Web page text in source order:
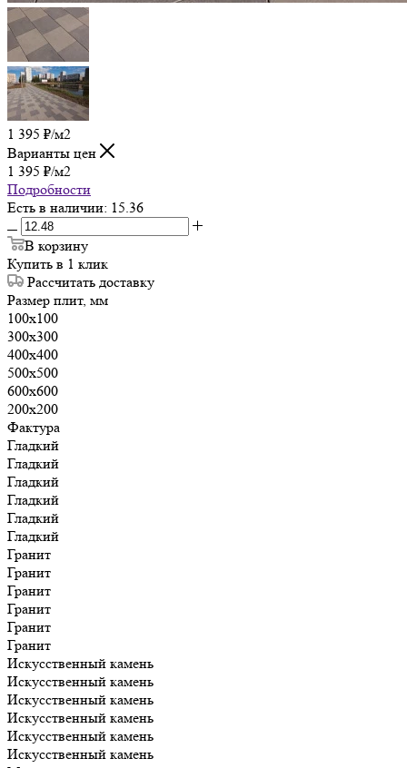
1 395 ₽/м2
Варианты цен
1 395 ₽/м2
Подробности
Есть в наличии: 15.36
В корзину
Купить в 1 клик
Рассчитать доставку
Размер плит, мм
100х100
300х300
400х400
500х500
600х600
200х200
Фактура
Гладкий
Гладкий
Гладкий
Гладкий
Гладкий
Гладкий
Гранит
Гранит
Гранит
Гранит
Гранит
Гранит
Искусственный камень
Искусственный камень
Искусственный камень
Искусственный камень
Искусственный камень
Искусственный камень